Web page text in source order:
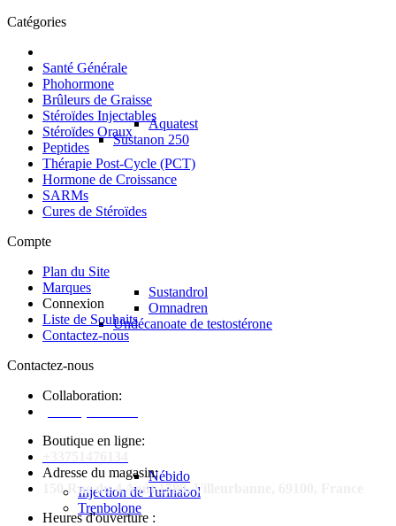
Aquatest
Sustanon 250
Sustandrol
Omnadren
Undécanoate de testostérone
Nébido
Injection de Turinabol
Trenbolone
Catégories
Santé Générale
Phohormone
Brûleurs de Graisse
Stéroïdes Injectables
Stéroïdes Oraux
Peptides
Thérapie Post-Cycle (PCT)
Hormone de Croissance
SARMs
Cures de Stéroïdes
Compte
Plan du Site
Marques
Connexion
Liste de Souhaits
Contactez-nous
Contactez-nous
Collaboration:
Boutique en ligne:
Adresse du magasin:
150 Rue du 4 Août 1789, Villeurbanne, 69100, France
Heures d'ouverture :